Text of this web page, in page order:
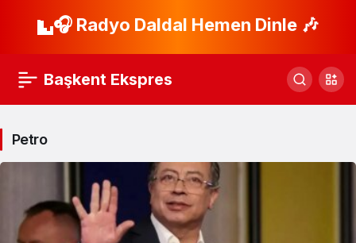
🎧 Radyo Daldal Hemen Dinle 🎶
Başkent Ekspres
Petro